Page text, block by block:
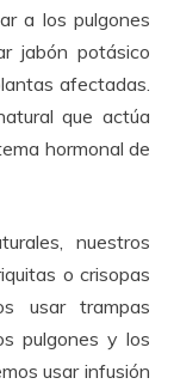
a los pulgones
jabón potásico
afectadas.
que actúa
hormonal de
nuestros
o crisopas
usar trampas
pulgones y los
usar infusión